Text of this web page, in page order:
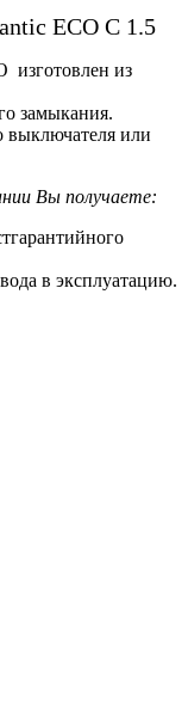
ECO C 1.5
изготовлен из
замыкания.
выключателя или
Вы получаете:
в эксплуатацию.